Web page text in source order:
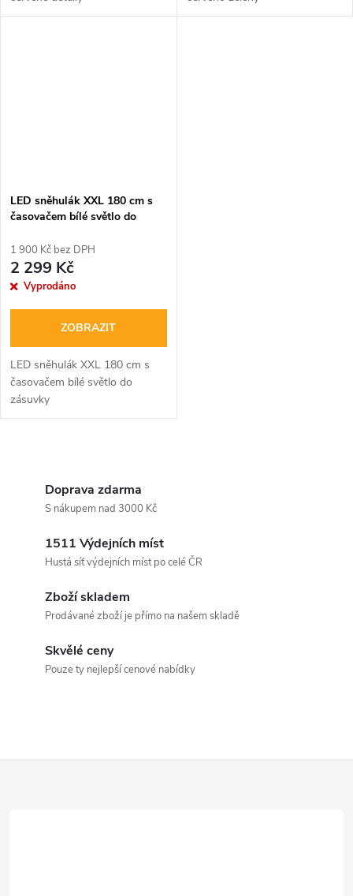
LED sněhulák XXL 180 cm s
časovačem bílé světlo do
1 900 Kč bez DPH
2 299 Kč
Vyprodáno
ZOBRAZIT
LED sněhulák XXL 180 cm s
časovačem bílé světlo do
zásuvky
Doprava zdarma
S nákupem nad 3000 Kč
1511 Výdejních míst
Hustá síť výdejních míst po celé ČR
Zboží skladem
Prodávané zboží je přímo na našem skladě
Skvělé ceny
Pouze ty nejlepší cenové nabídky